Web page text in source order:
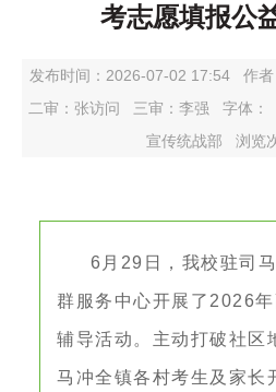
考志愿填报公
发布时间：2026-07-02 17:54 作
二审： 张访问 三审： 李强 字体：
宣传统战部
浏览
6月29日，我校驻司
群服务中心开展了2026
辅导活动。主动打破社区
马冲全镇各村考生及家长